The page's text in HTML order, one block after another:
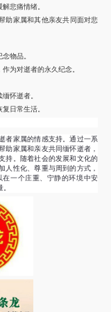
悲痛情绪。
助家属和其他亲友共同面对悲
物品。
为对逝者的永久纪念。
怀逝者。
日常生活。
者家属的情感支持。通过一系
助家属和亲友共同缅怀逝者，
持。随着社会的发展和文化的
人性化、尊重与周到的方式，
一个庄重、宁静的环境中安